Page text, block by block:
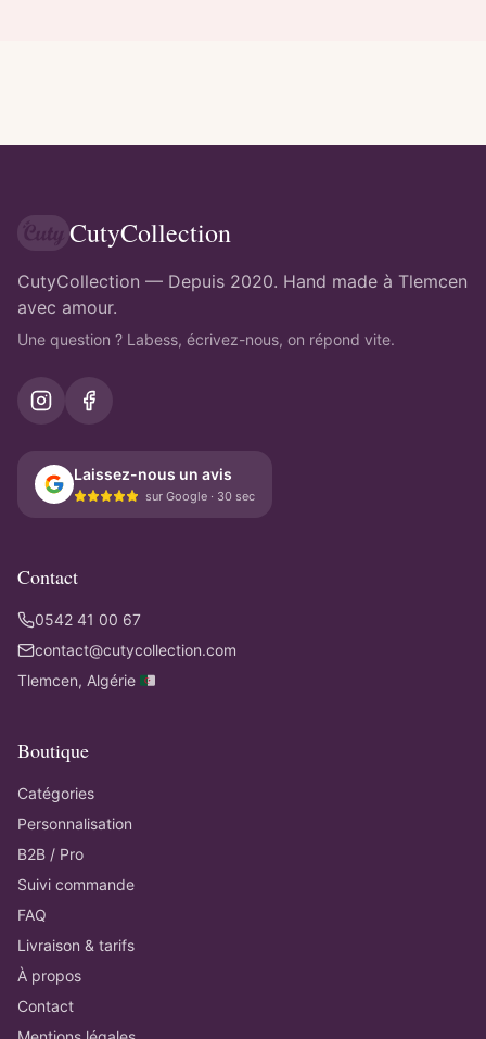
CutyCollection
CutyCollection — Depuis 2020. Hand made à Tlemcen
avec amour.
Une question ? Labess, écrivez-nous, on répond vite.
Laissez-nous un avis
sur Google · 30 sec
Contact
0542 41 00 67
contact@cutycollection.com
Tlemcen, Algérie 🇩🇿
Boutique
Catégories
Personnalisation
B2B / Pro
Suivi commande
FAQ
Livraison & tarifs
À propos
Contact